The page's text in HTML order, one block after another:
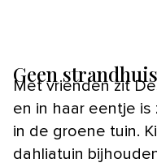
Geen strandhuis
Met vrienden zit
en in haar eentje
in de groene tuin.
dahliatuin